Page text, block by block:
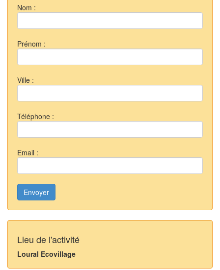
Nom :
Prénom :
Ville :
Téléphone :
Email :
Envoyer
Lieu de l'activité
Loural Ecovillage